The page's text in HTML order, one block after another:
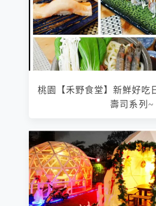
桃園【禾野食堂】新鮮好吃
壽司系列~